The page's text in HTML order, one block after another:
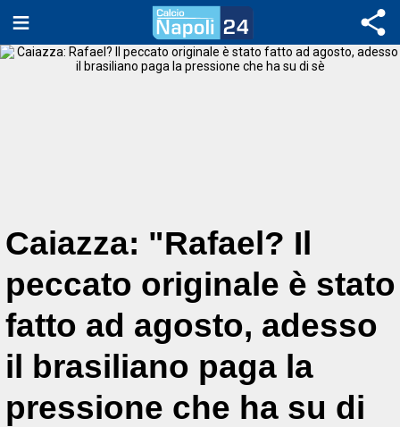
Caiazza: "Rafael? Il
peccato originale è stato
fatto ad agosto, adesso
il brasiliano paga la
pressione che ha su di